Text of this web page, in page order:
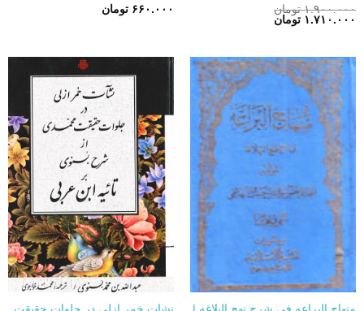
۱.۹۰۰.۰۰۰ تومان
قیمت
۱.۷۱۰.۰۰۰ تومانقیمت
۶۶۰.۰۰۰ تومان